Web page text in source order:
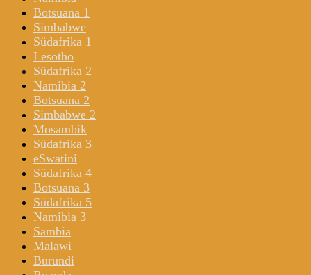
Botsuana 1
Simbabwe
Südafrika 1
Lesotho
Südafrika 2
Namibia 2
Botsuana 2
Simbabwe 2
Mosambik
Südafrika 3
eSwatini
Südafrika 4
Botsuana 3
Südafrika 5
Namibia 3
Sambia
Malawi
Burundi